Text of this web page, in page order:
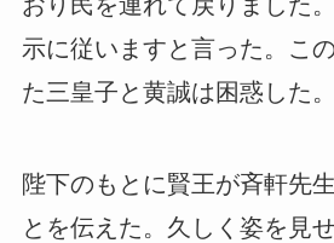
おり民を連れて戻りました
示に従いますと言った。こ
た三皇子と黄誠は困惑した。
陛下のもとに賢王が斉軒先
とを伝えた。久しく姿を見